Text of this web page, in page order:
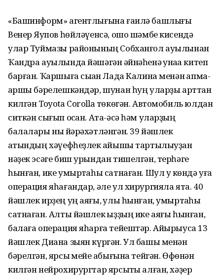
«Башинформ» агентлығына ғаилә башлығы
Венер Яҡупов һөйләүенсә, ошо шәмбе кисендә
улар Туймазы районының Собханғол ауылынан
Ҡандра ауылында йәшәгән ҡәйнәһенә ҡунаҡҡа китеп
барған. Ҡаршыға сыҡҡан Лада Калина менән ҡапма-
ҡаршы бәрелешкәндәр, шунан һуң уларҙы арттан
килгән Toyota Corolla төкөгән. Автомобиль юлдан
ситкән сығып осҡан. Ата-әсә һәм уларҙың
балалары ныҡ йәрәхәтләнгән. 39 йәшлек
ҡатындың хәүефһеҙлек ҡайышы тартылыуҙан
нәҙек эсәге биш урындан тишелгән, терһәге
һынған, ике умыртҡаһы сатнаған. Шул уҡ көндә уға
операция яһағандар, әле ул хирургияла ята. 40
йәшлек ирҙең уң аяғы, ҡулы һынған, умыртҡаһы
сатнаған. Алты йәшлек ҡыҙҙың ике аяғы һынған,
балаға операция яһарға тейештәр. Айырыуса 13
йәшлек Диана зыян күргән. Ул башы менән
бәрелгән, ярсыҡ мейе ҡабығына тейгән. Өфөнән
килгән нейрохирургтар ярсыҡты алған, хәҙер